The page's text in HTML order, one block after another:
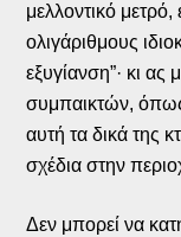
μελλοντικό
ολιγάριθμους
εξυγίανση”· κι
συμπαικτών,
αυτή τα δικά της
σχέδια στην
Δεν μπορεί να